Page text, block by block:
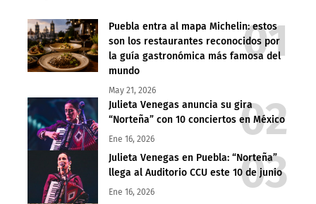
Puebla entra al mapa Michelin: estos
son los restaurantes reconocidos por
la guía gastronómica más famosa del
mundo
May 21, 2026
Julieta Venegas anuncia su gira
“Norteña” con 10 conciertos en México
Ene 16, 2026
Julieta Venegas en Puebla: “Norteña”
llega al Auditorio CCU este 10 de junio
Ene 16, 2026